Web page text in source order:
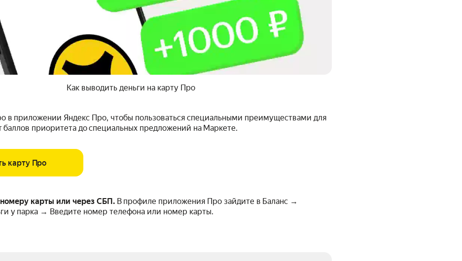
Как выводить деньги на карту Про
в приложении Яндекс Про, чтобы пользоваться специальными преимуществами для
баллов приоритета до специальных предложений на Маркете.
карту Про
карты или через СБП. В профиле приложения Про зайдите в Баланс →
у парка → Введите номер телефона или номер карты.